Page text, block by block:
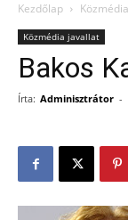
Kezdőlap
Közmédia javallat
Bakos
Írta: Adminisztrátor -